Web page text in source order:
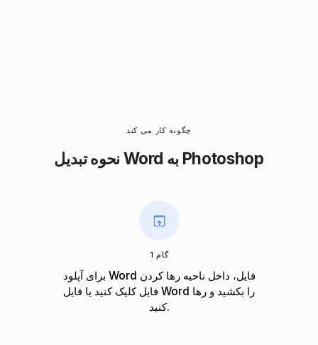
چگونه کار می کند
نحوه تبدیل Word به Photoshop
گام 1
برای آپلود Word فایل، داخل ناحیه رها کردن
فایل کلیک کنید یا فایل Word را بکشید و رها
کنید.